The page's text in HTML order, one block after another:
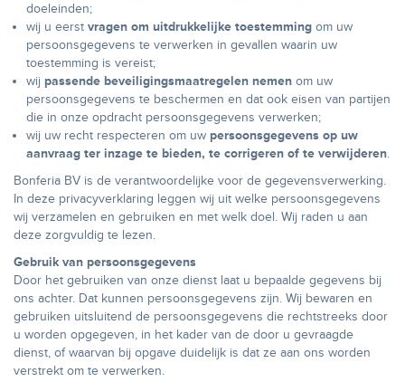
doeleinden;
wij u eerst vragen om uitdrukkelijke toestemming om uw
persoonsgegevens te verwerken in gevallen waarin uw
toestemming is vereist;
wij passende beveiligingsmaatregelen nemen om uw
persoonsgegevens te beschermen en dat ook eisen van partijen
die in onze opdracht persoonsgegevens verwerken;
wij uw recht respecteren om uw persoonsgegevens op uw
aanvraag ter inzage te bieden, te corrigeren of te verwijderen.
Bonferia BV is de verantwoordelijke voor de gegevensverwerking.
In deze privacyverklaring leggen wij uit welke persoonsgegevens
wij verzamelen en gebruiken en met welk doel. Wij raden u aan
deze zorgvuldig te lezen.
Gebruik van persoonsgegevens
Door het gebruiken van onze dienst laat u bepaalde gegevens bij
ons achter. Dat kunnen persoonsgegevens zijn. Wij bewaren en
gebruiken uitsluitend de persoonsgegevens die rechtstreeks door
u worden opgegeven, in het kader van de door u gevraagde
dienst, of waarvan bij opgave duidelijk is dat ze aan ons worden
verstrekt om te verwerken.